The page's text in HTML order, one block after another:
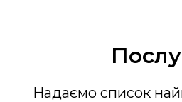
Надаємо список